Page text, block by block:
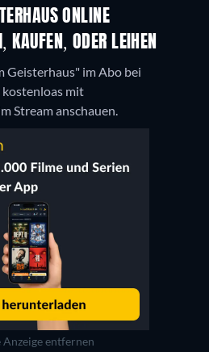
ONLINE
KAUFEN, ODER LEIHEN
Geisterhaus" im Abo bei
kostenloas mit
Stream anschauen.
Anzeige entfernen